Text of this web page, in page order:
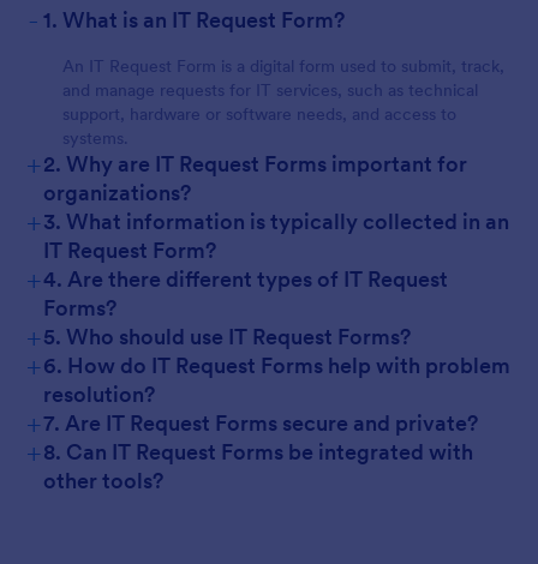
- 1. What is an IT Request Form?
An IT Request Form is a digital form used to submit, track,
and manage requests for IT services, such as technical
support, hardware or software needs, and access to
systems.
+2. Why are IT Request Forms important for
organizations?
+3. What information is typically collected in an
IT Request Form?
+4. Are there different types of IT Request
Forms?
+5. Who should use IT Request Forms?
+6. How do IT Request Forms help with problem
resolution?
+7. Are IT Request Forms secure and private?
+8. Can IT Request Forms be integrated with
other tools?